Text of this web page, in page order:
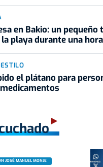
en Bakio: un
playa durante una hora
el plátano para
JOSÉ MANUEL MONJE